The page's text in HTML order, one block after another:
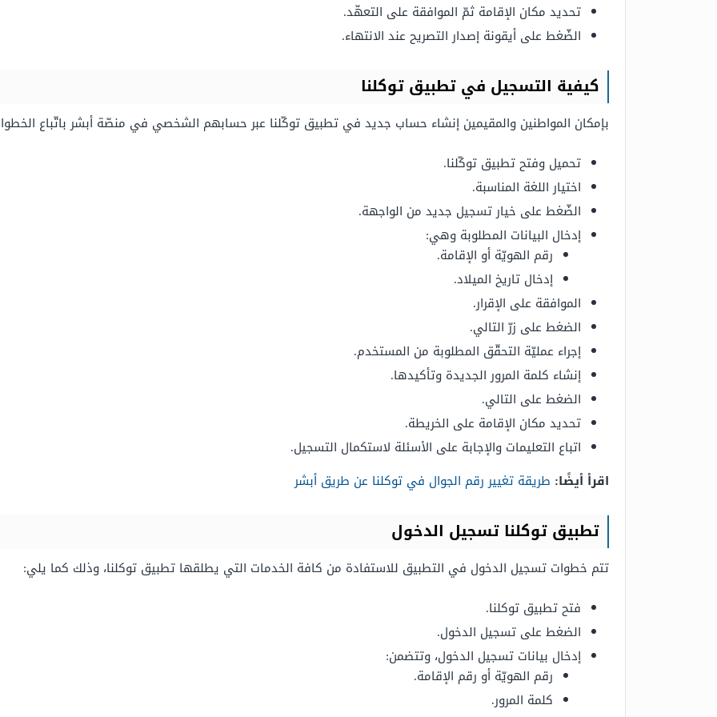
تحديد مكان الإقامة ثمّ الموافقة على التعهّد.
الضّغط على أيقونة إصدار التصريح عند الانتهاء.
كيفية التسجيل في تطبيق توكلنا
بإمكان المواطنين والمقيمين إنشاء حساب جديد في تطبيق توكّلنا عبر حسابهم الشخصي في منصّة أبشر باتّباع
تحميل وفتح تطبيق توكّلنا.
اختيار اللغة المناسبة.
الضّغط على خيار تسجيل جديد من الواجهة.
إدخال البيانات المطلوبة وهي:
رقم الهويّة أو الإقامة.
إدخال تاريخ الميلاد.
الموافقة على الإقرار.
الضغط على زرّ التالي.
إجراء عمليّة التحقّق المطلوبة من المستخدم.
إنشاء كلمة المرور الجديدة وتأكيدها.
الضغط على التالي.
تحديد مكان الإقامة على الخريطة.
اتباع التعليمات والإجابة على الأسئلة لاستكمال التسجيل.
اقرأ أيضًا: طريقة تغيير رقم الجوال في توكلنا عن طريق أبشر
تطبيق توكلنا تسجيل الدخول
تتم خطوات تسجيل الدخول في التطبيق للاستفادة من كافة الخدمات التي يطلقها تطبيق توكلنا، وذلك كما يلي:
فتح تطبيق توكلنا.
الضغط على تسجيل الدخول.
إدخال بيانات تسجيل الدخول، وتتضمن:
رقم الهويّة أو رقم الإقامة.
كلمة المرور.